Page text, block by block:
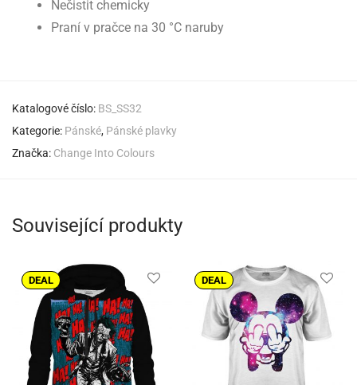
Nečistit chemicky
Praní v pračce na 30 °C naruby
Katalogové číslo: BS_SS32
Kategorie: Pánské, Pánské plavky
Značka: Change Into Colours
Související produkty
DEAL DEAL